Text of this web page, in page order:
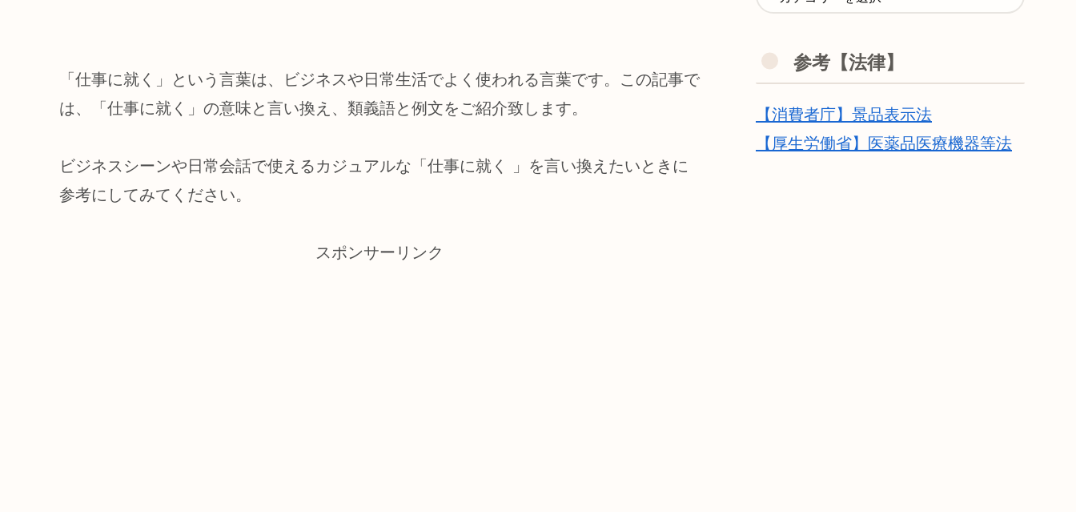
「仕事に就く」という言葉は、ビジネスや日常生活でよく使われる言葉です。この記事で
は、「仕事に就く」の意味と言い換え、類義語と例文をご紹介致します。
ビジネスシーンや日常会話で使えるカジュアルな「仕事に就く 」を言い換えたいときに
参考にしてみてください。
スポンサーリンク
参考【法律】
【消費者庁】景品表示法
【厚生労働省】医薬品医療機器等法